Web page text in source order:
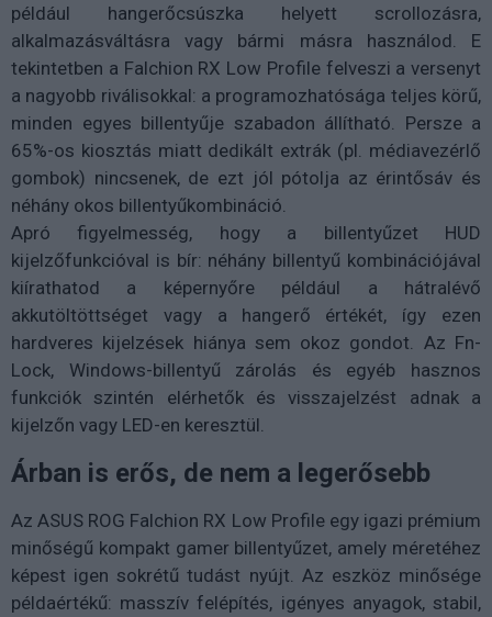
például hangerőcsúszka helyett scrollozásra,
alkalmazásváltásra vagy bármi másra használod. E
tekintetben a Falchion RX Low Profile felveszi a versenyt
a nagyobb riválisokkal: a programozhatósága teljes körű,
minden egyes billentyűje szabadon állítható. Persze a
65%-os kiosztás miatt dedikált extrák (pl. médiavezérlő
gombok) nincsenek, de ezt jól pótolja az érintősáv és
néhány okos billentyűkombináció.
Apró figyelmesség, hogy a billentyűzet HUD
kijelzőfunkcióval is bír: néhány billentyű kombinációjával
kiírathatod a képernyőre például a hátralévő
akkutöltöttséget vagy a hangerő értékét, így ezen
hardveres kijelzések hiánya sem okoz gondot. Az Fn-
Lock, Windows-billentyű zárolás és egyéb hasznos
funkciók szintén elérhetők és visszajelzést adnak a
kijelzőn vagy LED-en keresztül.
Árban is erős, de nem a legerősebb
Az ASUS ROG Falchion RX Low Profile egy igazi prémium
minőségű kompakt gamer billentyűzet, amely méretéhez
képest igen sokrétű tudást nyújt. Az eszköz minősége
példaértékű: masszív felépítés, igényes anyagok, stabil,